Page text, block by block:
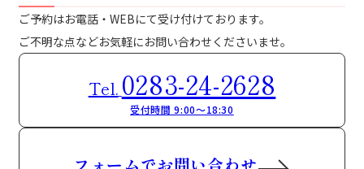
ご予約はお電話・WEBにて受け付けております。
ご不明な点などお気軽にお問い合わせくださいませ。
Tel. 0283-24-2628
受付時間 9:00～18:30